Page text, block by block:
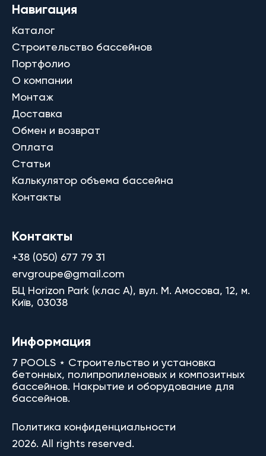
Навигация
Каталог
Строительство бассейнов
Портфолио
О компании
Монтаж
Доставка
Обмен и возврат
Оплата
Статьи
Калькулятор объема бассейна
Контакты
Контакты
+38 (050) 677 79 31
ervgroupe@gmail.com
БЦ Horizon Park (клас A), вул. М. Амосова, 12, м.
Київ, 03038
Информация
7 POOLS ⋆ Строительство и установка
бетонных, полипропиленовых и композитных
бассейнов. Накрытие и оборудование для
бассейнов.
Политика конфиденциальности
2026. All rights reserved.